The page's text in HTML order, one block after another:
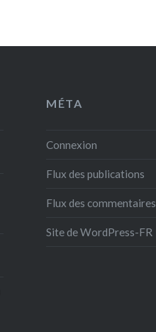
MÉTA
Connexion
Flux des publications
Flux des commentaires
Site de WordPress-FR